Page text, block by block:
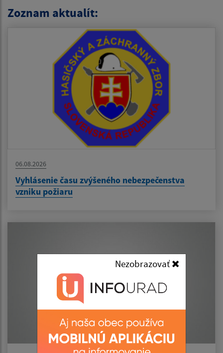
Nezobrazovať
Zoznam aktualít:
06.08.2026
Vyhlásenie času zvýšeného nebezpečenstva
vzniku požiaru